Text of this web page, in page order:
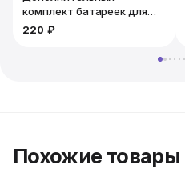
визуальный контроль.
комплект батареек для
микрофона. 2шт
220 ₽
Похожие товары